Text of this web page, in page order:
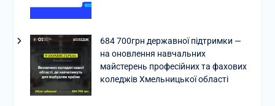
684 700грн державної підтримки —
на оновлення навчальних
майстерень професійних та фахових
коледжів Хмельницької області